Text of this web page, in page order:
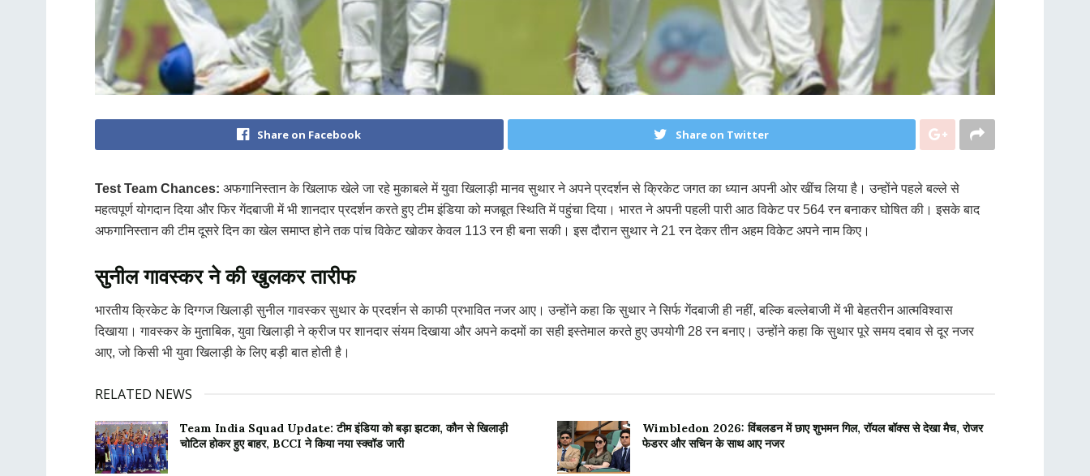
Share on Facebook Share on Twitter
Test Team Chances: अफगानिस्तान के खिलाफ खेले जा रहे मुकाबले में युवा खिलाड़ी मानव सुथार ने अपने प्रदर्शन से क्रिकेट जगत का ध्यान अपनी ओर खींच लिया है। उन्होंने पहले बल्ले से
महत्वपूर्ण योगदान दिया और फिर गेंदबाजी में भी शानदार प्रदर्शन करते हुए टीम इंडिया को मजबूत स्थिति में पहुंचा दिया। भारत ने अपनी पहली पारी आठ विकेट पर 564 रन बनाकर घोषित की। इसके बाद
अफगानिस्तान की टीम दूसरे दिन का खेल समाप्त होने तक पांच विकेट खोकर केवल 113 रन ही बना सकी। इस दौरान सुथार ने 21 रन देकर तीन अहम विकेट अपने नाम किए।
सुनील गावस्कर ने की खुलकर तारीफ
भारतीय क्रिकेट के दिग्गज खिलाड़ी सुनील गावस्कर सुथार के प्रदर्शन से काफी प्रभावित नजर आए। उन्होंने कहा कि सुथार ने सिर्फ गेंदबाजी ही नहीं, बल्कि बल्लेबाजी में भी बेहतरीन आत्मविश्वास
दिखाया। गावस्कर के मुताबिक, युवा खिलाड़ी ने क्रीज पर शानदार संयम दिखाया और अपने कदमों का सही इस्तेमाल करते हुए उपयोगी 28 रन बनाए। उन्होंने कहा कि सुथार पूरे समय दबाव से दूर नजर
आए, जो किसी भी युवा खिलाड़ी के लिए बड़ी बात होती है।
RELATED NEWS
Team India Squad Update: टीम इंडिया को बड़ा झटका, कौन से खिलाड़ी
चोटिल होकर हुए बाहर, BCCI ने किया नया स्क्वॉड जारी
Wimbledon 2026: विंबलडन में छाए शुभमन गिल, रॉयल बॉक्स से देखा मैच, रोजर
फेडरर और सचिन के साथ आए नजर